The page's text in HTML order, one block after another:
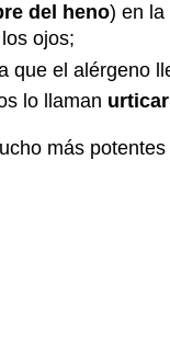
del heno) en la
ojos;
que el alérgeno
lo llaman
más